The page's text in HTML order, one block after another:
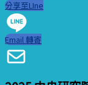
分享至LIne
Email 轉寄